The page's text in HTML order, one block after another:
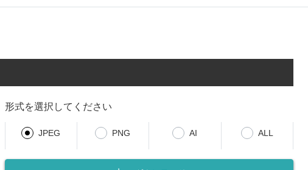
形式を選択してください
JPEG PNG AI ALL